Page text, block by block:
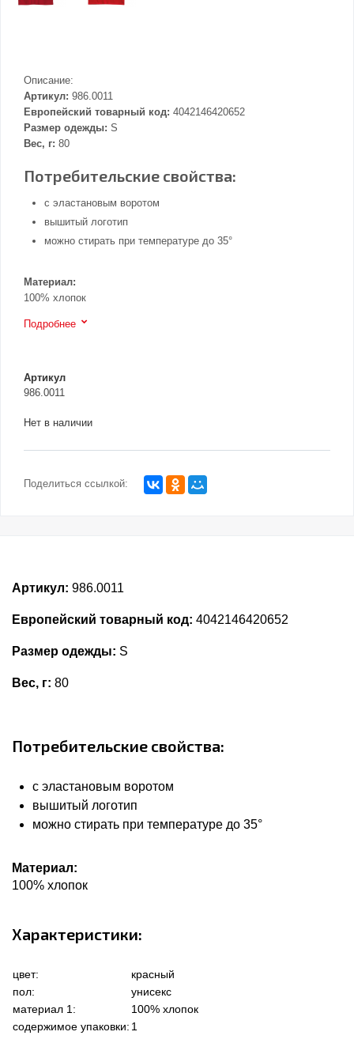
Описание:
Артикул: 986.0011
Европейский товарный код: 4042146420652
Размер одежды: S
Вес, г: 80
Потребительские свойства:
с эластановым воротом
вышитый логотип
можно стирать при температуре до 35°
Материал:
100% хлопок
Подробнее
Артикул
986.0011
Нет в наличии
Поделиться ссылкой:
Артикул: 986.0011
Европейский товарный код: 4042146420652
Размер одежды: S
Вес, г: 80
Потребительские свойства:
с эластановым воротом
вышитый логотип
можно стирать при температуре до 35°
Материал:
100% хлопок
Характеристики:
цвет:
красный
пол:
унисекс
материал 1:
100% хлопок
содержимое упаковки: 1